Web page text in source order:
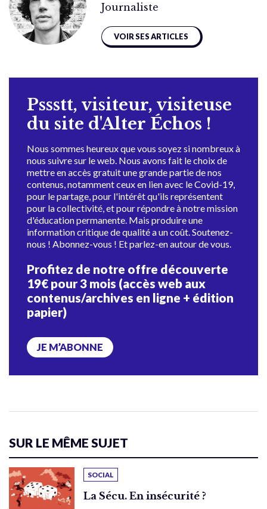
Journaliste
VOIR SES ARTICLES
Pssstt, visiteur, visiteuse
du site d'Alter Échos !
Nous sommes heureux que vous soyez si nombreux à
nous suivre sur le web. Nous avons fait le choix de
mettre en accès gratuit une grande partie de nos
contenus, notamment ceux en lien avec le Covid-19,
pour le partage, pour l'intérêt qu'ils représentent
pour la collectivité, et pour répondre à notre mission
d'éducation permanente. Mais produire une
information critique de qualité a un coût. Soutenez-
nous ! Abonnez-vous ! Et parlez-en autour de vous.
Profitez de notre offre découverte
19€ pour 3 mois (accès web aux
contenus/archives en ligne + édition
papier)
JE M’ABONNE
SUR LE MÊME SUJET
SOCIAL
La Sécu. En insécurité ?